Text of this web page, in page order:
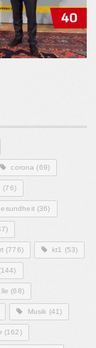
corona (69)
(76)
(36)
(776) kt1 (53)
(68)
Musik (41)
(162)